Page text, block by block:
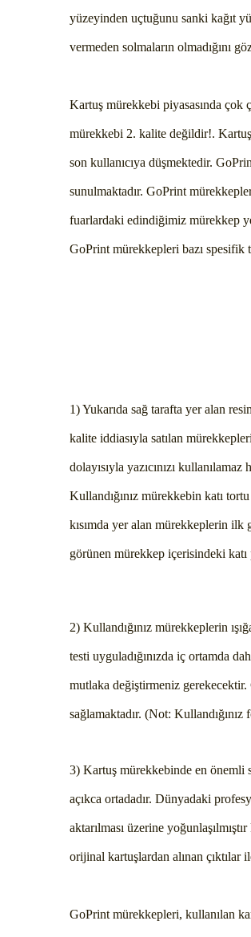
yüzeyinden uçtuğunu sanki kağıt
vermeden solmaların olmadığını
Kartuş mürekkebi piyasasında çok
mürekkebi 2. kalite değildir!.
son kullanıcıya düşmektedir.
sunulmaktadır. GoPrint
fuarlardaki edindiğimiz mürekkep
GoPrint mürekkepleri bazı spesifik
1) Yukarıda sağ tarafta yer alan
kalite iddiasıyla satılan
dolayısıyla yazıcınızı
Kullandığınız mürekkebin katı
kısımda yer alan mürekkeplerin ilk
görünen mürekkep içerisindeki
2) Kullandığınız mürekkeplerin
testi uyguladığınızda iç ortamda
mutlaka değiştirmeniz gerekecektir.
sağlamaktadır. (Not:
3) Kartuş mürekkebinde en önemli
açıkca ortadadır. Dünyadaki
aktarılması üzerine
orijinal kartuşlardan alınan çıktılar
GoPrint mürekkepleri, kullanılan